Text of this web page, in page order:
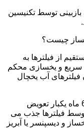
توسط تکنیسین
چیست؟
از فیلترها به
و یخسازی محکم
فیلترهای آب یخچال
همانطور که می دانید فیلترهای آب باید هر 6 ماه یکبار تعویض
فیلترها جذب می
و دیسپنسر یا آبریز